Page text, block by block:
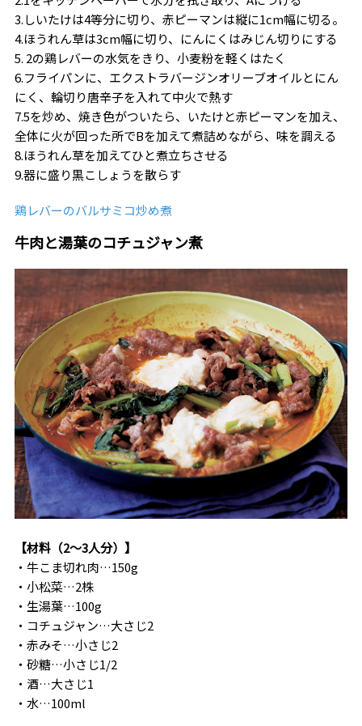
3.しいたけは4等分に切り、赤ピーマンは縦に1cm幅に切る。
4.ほうれん草は3cm幅に切り、にんにくはみじん切りにする
5. 2の鶏レバーの水気をきり、小麦粉を軽くはたく
6.フライパンに、エクストラバージンオリーブオイルとにん
にく、輪切り唐辛子を入れて中火で熱す
7.5を炒め、焼き色がついたら、いたけと赤ピーマンを加え、
全体に火が回った所でBを加えて煮詰めながら、味を調える
8.ほうれん草を加えてひと煮立ちさせる
9.器に盛り黒こしょうを散らす
鶏レバーのバルサミコ炒め煮
牛肉と湯葉のコチュジャン煮
【材料（2〜3人分）】
・ 牛こま切れ肉…150g
・ 小松菜…2株
・ 生湯葉…100g
・ コチュジャン…大さじ2
・ 赤みそ…小さじ2
・ 砂糖…小さじ1/2
・ 酒…大さじ1
・ 水…100ml